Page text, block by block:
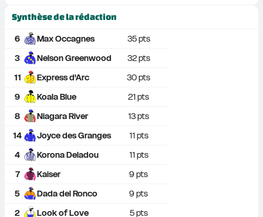
Synthèse de la rédaction
6 Max Occagnes 35 pts
3
Nelson Greenwood 32 pts
11
Express d'Arc 30 pts
9
Koala Blue 21 pts
8
Niagara River 13 pts
14
Joyce des Granges 11 pts
4
Korona Deladou 11 pts
7
Kaiser 9 pts
5
Dada del Ronco 9 pts
2
Look of Love 5 pts